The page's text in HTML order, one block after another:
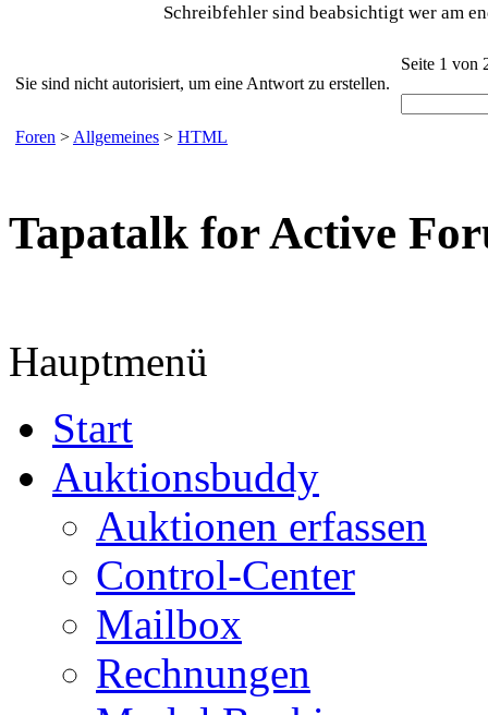
Schreibfehler sind beabsichtigt wer am
Sie sind nicht autorisiert, um eine Antwort zu erstellen.
Seite 1 von
Foren > Allgemeines > HTML
Tapatalk for Active
Hauptmenü
Start
Auktionsbuddy
Auktionen erfassen
Control-Center
Mailbox
Rechnungen